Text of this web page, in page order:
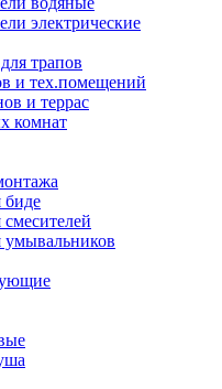
электрические
трапов
и тех.помещений
и террас
комнат
биде
умывальников